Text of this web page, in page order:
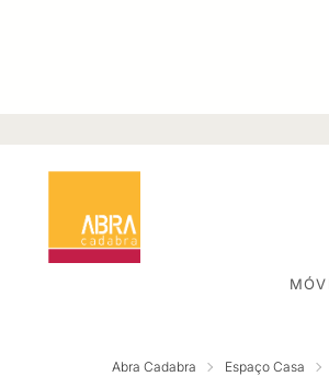
Abra Cadabra Espaço Casa